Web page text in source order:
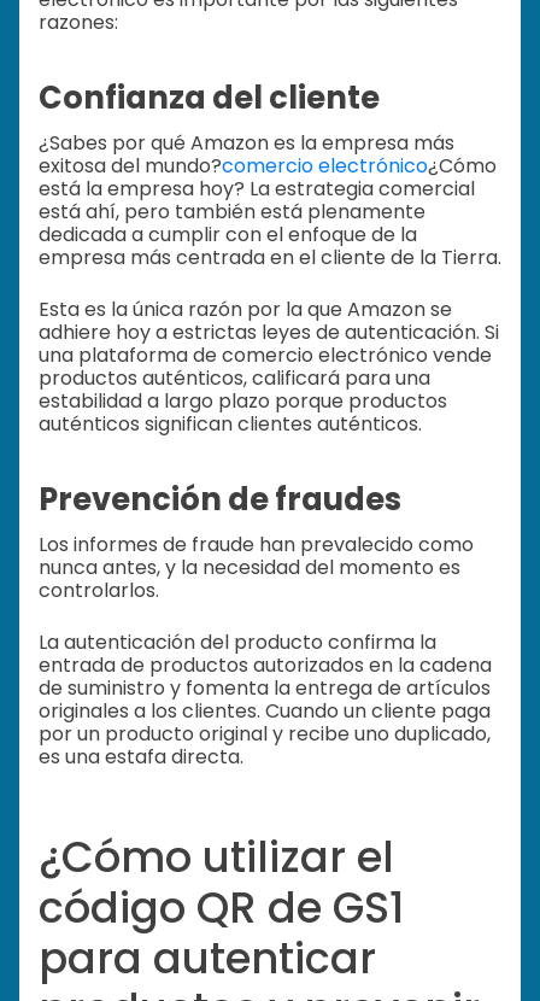
razones:
Confianza del cliente
¿Sabes por qué Amazon es la empresa más
exitosa del mundo?comercio electrónico¿Cómo
está la empresa hoy? La estrategia comercial
está ahí, pero también está plenamente
dedicada a cumplir con el enfoque de la
empresa más centrada en el cliente de la Tierra.
Esta es la única razón por la que Amazon se
adhiere hoy a estrictas leyes de autenticación. Si
una plataforma de comercio electrónico vende
productos auténticos, calificará para una
estabilidad a largo plazo porque productos
auténticos significan clientes auténticos.
Prevención de fraudes
Los informes de fraude han prevalecido como
nunca antes, y la necesidad del momento es
controlarlos.
La autenticación del producto confirma la
entrada de productos autorizados en la cadena
de suministro y fomenta la entrega de artículos
originales a los clientes. Cuando un cliente paga
por un producto original y recibe uno duplicado,
es una estafa directa.
¿Cómo utilizar el
código QR de GS1
para autenticar